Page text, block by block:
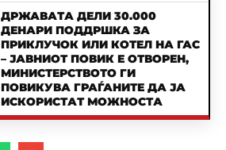
ДРЖАВАТА ДЕЛИ 30.000
ДЕНАРИ ПОДДРШКА ЗА
ПРИКЛУЧОК ИЛИ КОТЕЛ НА ГАС
– ЈАВНИОТ ПОВИК Е ОТВОРЕН,
МИНИСТЕРСТВОТО ГИ
ПОВИКУВА ГРАЃАНИТЕ ДА ЈА
ИСКОРИСТАТ МОЖНОСТА